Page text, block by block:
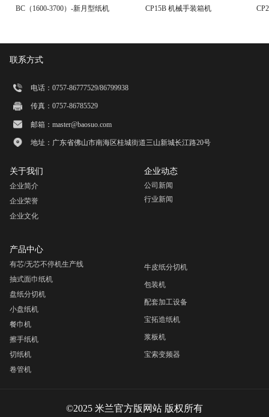
BC（1600-3700）-新月型纸机 CP15B 机械手装箱机
关于我们
企业简介
企业荣誉
企业文化
产品中心
有芯/无芯不停机生产线
抽式面巾纸机
盘纸分切机
小盘纸机
餐巾机
擦手纸机
切纸机
卷管机
牛皮纸分切机
包装机
配套加工设备
宝拓造纸机
浆板机
宝索变频器
企业动态
公司新闻
行业新闻
联系方式
电话：0757-86777529/86799938
传真：0757-86785529
邮箱：master@baosuo.com
地址：广东省佛山市南海区桂城街道三山新城长江路20号
©2025 米兰官方版网站 版权所有